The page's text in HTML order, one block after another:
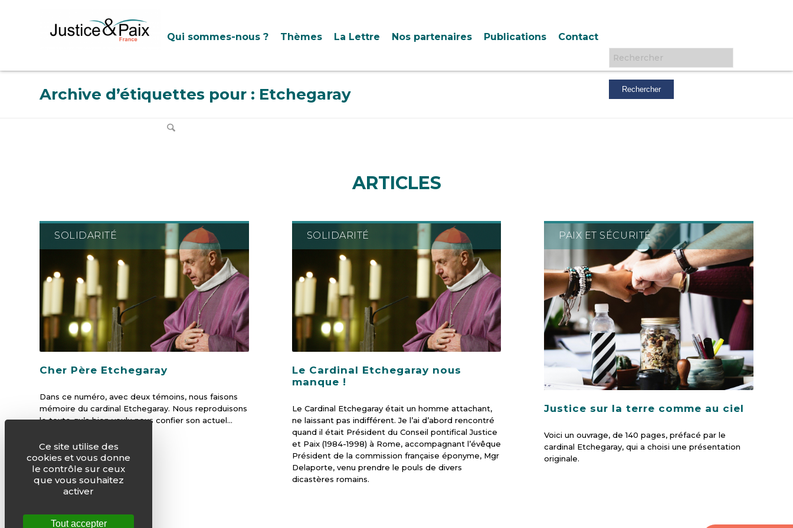
Qui sommes-nous ? Thèmes La Lettre Nos partenaires Publications Contact
Rechercher :
Archive d’étiquettes pour : Etchegaray
ARTICLES
SOLIDARITÉ
Cher Père Etchegaray
Dans ce numéro, avec deux témoins, nous faisons
mémoire du cardinal Etchegaray. Nous reproduisons
le texte qu’a bien voulu nous confier son actuel…
SOLIDARITÉ
Le Cardinal Etchegaray nous
manque !
Le Cardinal Etchegaray était un homme attachant,
ne laissant pas indifférent. Je l’ai d’abord rencontré
quand il était Président du Conseil pontifical Justice
et Paix (1984-1998) à Rome, accompagnant l’évêque
Président de la commission française éponyme, Mgr
Delaporte, venu prendre le pouls de divers
dicastères romains.
PAIX ET SÉCURITÉ
Justice sur la terre comme au ciel
Voici un ouvrage, de 140 pages, préfacé par le
cardinal Etchegaray, qui a choisi une présentation
originale.
Ce site utilise des
cookies et vous donne
le contrôle sur ceux
que vous souhaitez
activer
Tout accepter